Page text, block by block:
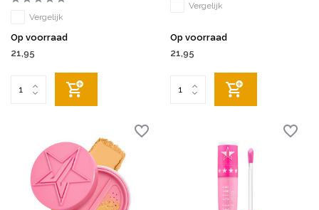
Vergelijk
Op voorraad
21,95
Vergelijk
Op voorraad
21,95